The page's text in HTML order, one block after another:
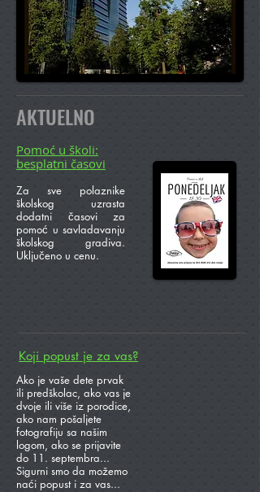
AKTUELNO
Pomoć u školi:
besplatni časovi
Za sve polaznike
školskog uzrasta
dodatni časovi za
pomoć u savladavanju
školskog gradiva.
Uključeno u cenu.
Koji popust je za vas?
Ako je vaše dete prvak
ili predškolac, ako vas je
dvoje ili više iz porodice,
ako nam pošaljete
fotografiju sa našim
logom, ako se prijavite
do 11. septembra...
Sigurni smo da možemo
naći popust i za vas...